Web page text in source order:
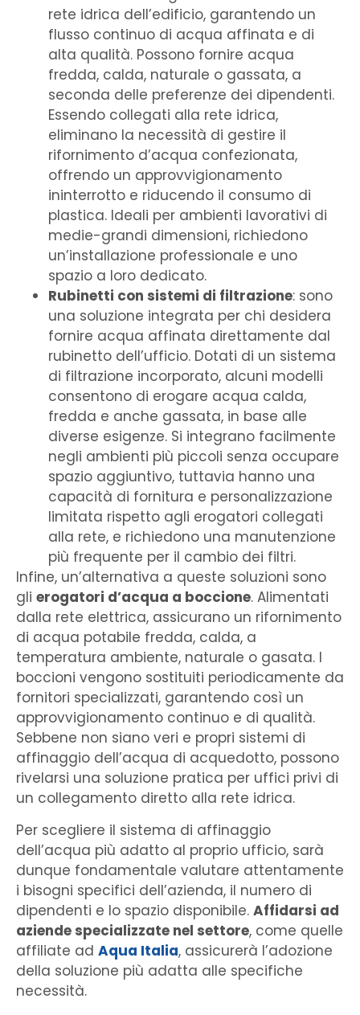
rete idrica dell’edificio, garantendo un
flusso continuo di acqua affinata e di
alta qualità. Possono fornire acqua
fredda, calda, naturale o gassata, a
seconda delle preferenze dei dipendenti.
Essendo collegati alla rete idrica,
eliminano la necessità di gestire il
rifornimento d’acqua confezionata,
offrendo un approvvigionamento
ininterrotto e riducendo il consumo di
plastica. Ideali per ambienti lavorativi di
medie-grandi dimensioni, richiedono
un’installazione professionale e uno
spazio a loro dedicato.
Rubinetti con sistemi di filtrazione: sono
una soluzione integrata per chi desidera
fornire acqua affinata direttamente dal
rubinetto dell’ufficio. Dotati di un sistema
di filtrazione incorporato, alcuni modelli
consentono di erogare acqua calda,
fredda e anche gassata, in base alle
diverse esigenze. Si integrano facilmente
negli ambienti più piccoli senza occupare
spazio aggiuntivo, tuttavia hanno una
capacità di fornitura e personalizzazione
limitata rispetto agli erogatori collegati
alla rete, e richiedono una manutenzione
più frequente per il cambio dei filtri.
Infine, un’alternativa a queste soluzioni sono
gli erogatori d’acqua a boccione. Alimentati
dalla rete elettrica, assicurano un rifornimento
di acqua potabile fredda, calda, a
temperatura ambiente, naturale o gasata. I
boccioni vengono sostituiti periodicamente da
fornitori specializzati, garantendo così un
approvvigionamento continuo e di qualità.
Sebbene non siano veri e propri sistemi di
affinaggio dell’acqua di acquedotto, possono
rivelarsi una soluzione pratica per uffici privi di
un collegamento diretto alla rete idrica.
Per scegliere il sistema di affinaggio
dell’acqua più adatto al proprio ufficio, sarà
dunque fondamentale valutare attentamente
i bisogni specifici dell’azienda, il numero di
dipendenti e lo spazio disponibile. Affidarsi ad
aziende specializzate nel settore, come quelle
affiliate ad Aqua Italia, assicurerà l’adozione
della soluzione più adatta alle specifiche
necessità.